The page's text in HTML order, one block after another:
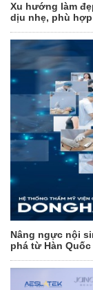
Xu hướng làm
dịu nhẹ, phù
Nâng ngực nội
phá từ Hàn Quốc